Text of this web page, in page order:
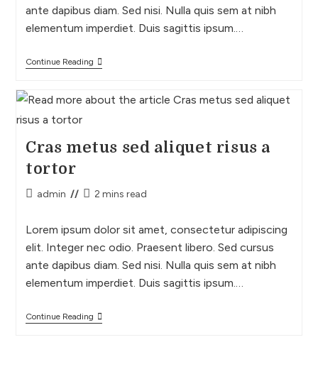
ante dapibus diam. Sed nisi. Nulla quis sem at nibh
elementum imperdiet. Duis sagittis ipsum.…
Continue Reading
Cras metus sed aliquet risus a
tortor
admin 2 mins read
Lorem ipsum dolor sit amet, consectetur adipiscing
elit. Integer nec odio. Praesent libero. Sed cursus
ante dapibus diam. Sed nisi. Nulla quis sem at nibh
elementum imperdiet. Duis sagittis ipsum.…
Continue Reading